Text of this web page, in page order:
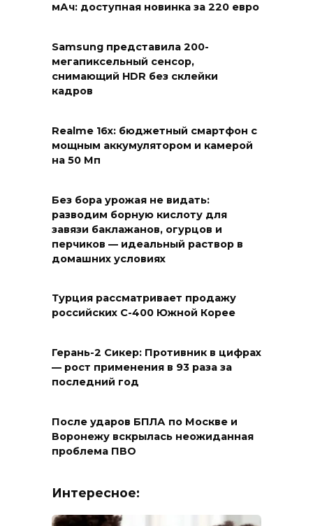
мАч: доступная новинка за 220 евро
Samsung представила 200-
мегапиксельный сенсор,
снимающий HDR без склейки
кадров
Realme 16x: бюджетный смартфон с
мощным аккумулятором и камерой
на 50 Мп
Без бора урожая не видать:
разводим борную кислоту для
завязи баклажанов, огурцов и
перчиков — идеальный раствор в
домашних условиях
Турция рассматривает продажу
российских С-400 Южной Корее
Герань-2 Сикер: Противник в цифрах
— рост применения в 93 раза за
последний год
После ударов БПЛА по Москве и
Воронежу вскрылась неожиданная
проблема ПВО
Интересное: